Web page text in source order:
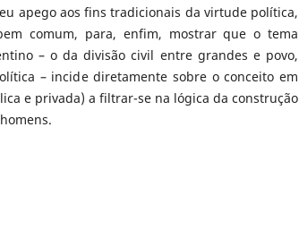
apego aos fins tradicionais da virtude política,
comum, para, enfim, mostrar que o tema
– o da divisão civil entre grandes e povo,
– incide diretamente sobre o conceito em
e privada) a filtrar-se na lógica da construção